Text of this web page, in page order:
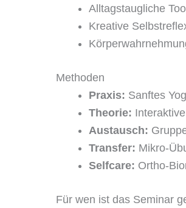
Alltagstaugliche
Kreative
Methoden
Praxis: Sanftes
Theorie:
Austausch:
Transfer: Mikro-
Selfcare: Ortho-
Für wen ist das Seminar